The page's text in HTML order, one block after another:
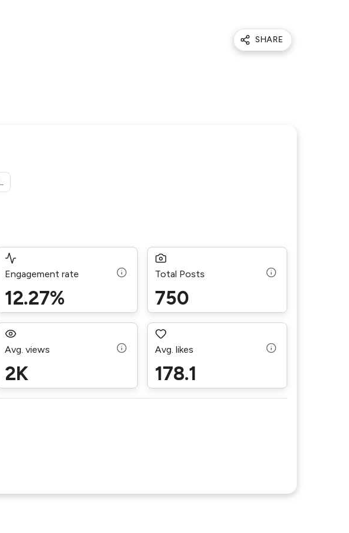
SHARE
Engagement rate
12.27%
Total Posts
750
Avg. views
2K
Avg. likes
178.1